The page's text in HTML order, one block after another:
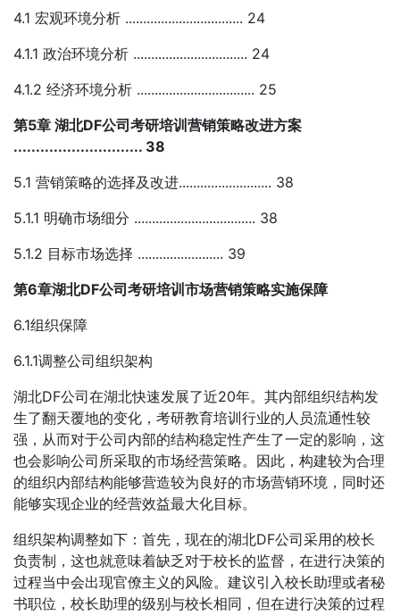
4.1 宏观环境分析 ................................. 24
4.1.1 政治环境分析 ................................ 24
4.1.2 经济环境分析 ................................. 25
第5章 湖北DF公司考研培训营销策略改进方案
............................. 38
5.1 营销策略的选择及改进.......................... 38
5.1.1 明确市场细分 .................................. 38
5.1.2 目标市场选择 ........................ 39
第6章湖北DF公司考研培训市场营销策略实施保障
6.1组织保障
6.1.1调整公司组织架构
湖北DF公司在湖北快速发展了近20年。其内部组织结构发
生了翻天覆地的变化，考研教育培训行业的人员流通性较
强，从而对于公司内部的结构稳定性产生了一定的影响，这
也会影响公司所采取的市场经营策略。因此，构建较为合理
的组织内部结构能够营造较为良好的市场营销环境，同时还
能够实现企业的经营效益最大化目标。
组织架构调整如下：首先，现在的湖北DF公司采用的校长
负责制，这也就意味着缺乏对于校长的监督，在进行决策的
过程当中会出现官僚主义的风险。建议引入校长助理或者秘
书职位，校长助理的级别与校长相同，但在进行决策的过程